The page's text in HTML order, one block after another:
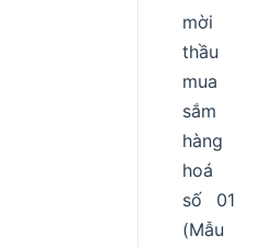
mời
thầu
mua
sắm
hàng
hoá
số 01
(Mẫu